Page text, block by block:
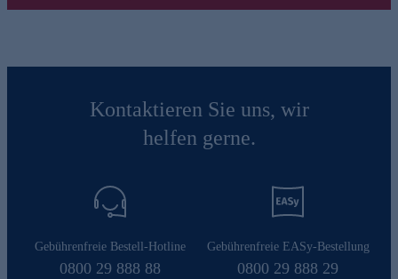
Kontaktieren Sie uns, wir
helfen gerne.
Gebührenfreie Bestell-Hotline
0800 29 888 88
Gebührenfreie EASy-Bestellung
0800 29 888 29